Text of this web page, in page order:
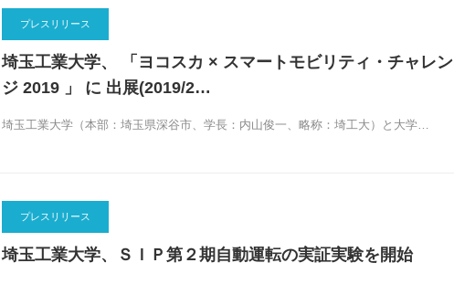
プレスリリース
埼玉工業大学、 「ヨコスカ × スマートモビリティ・チャレン
ジ 2019 」 に 出展(2019/2…
埼玉工業大学（本部：埼玉県深谷市、学長：内山俊一、略称：埼工大）と大学…
プレスリリース
埼玉工業大学、ＳＩＰ第２期自動運転の実証実験を開始